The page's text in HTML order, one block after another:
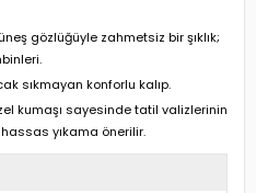
gözlüğüyle zahmetsiz bir şıklık;
sıkmayan konforlu kalıp.
kumaşı sayesinde tatil valizlerinin
yıkama önerilir.